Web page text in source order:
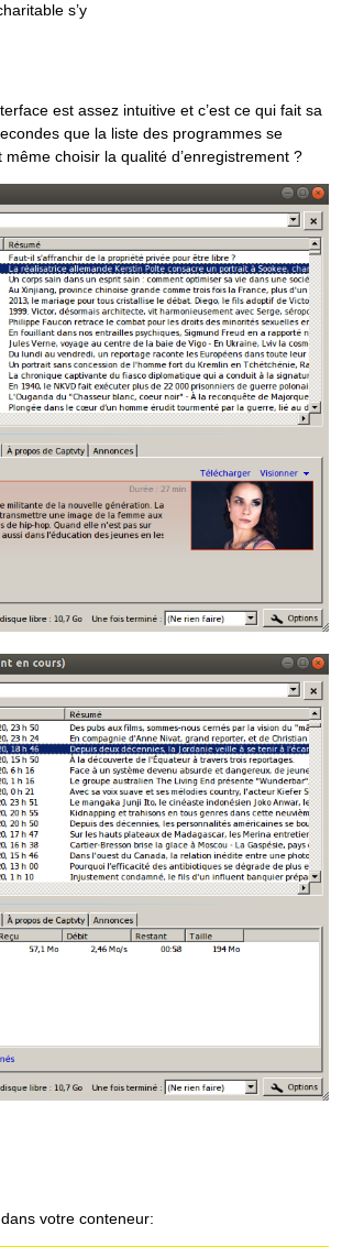
s’y
est assez intuitive et c’est ce qui fait sa
que la liste des programmes se
choisir la qualité d’enregistrement ?
votre conteneur: